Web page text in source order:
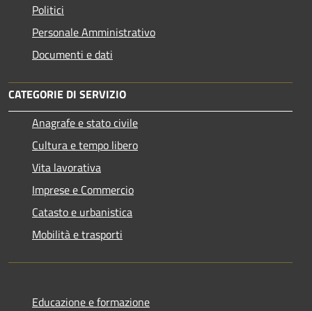
Politici
Personale Amministrativo
Documenti e dati
CATEGORIE DI SERVIZIO
Anagrafe e stato civile
Cultura e tempo libero
Vita lavorativa
Imprese e Commercio
Catasto e urbanistica
Mobilità e trasporti
Educazione e formazione